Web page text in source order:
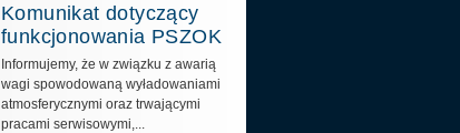
Komunikat dotyczący
funkcjonowania PSZOK
Informujemy, że w związku z awarią
wagi spowodowaną wyładowaniami
atmosferycznymi oraz trwającymi
pracami serwisowymi,...